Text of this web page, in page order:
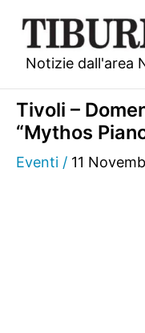
contenuto
Notizie dall'area
Tivoli –
“Mythos
Eventi / 11